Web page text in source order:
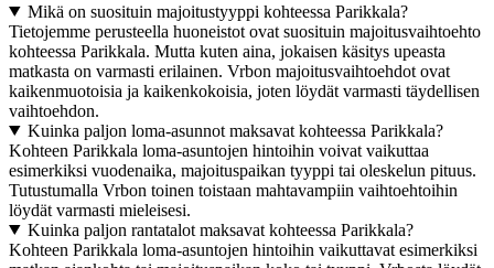
Mikä on suosituin majoitustyyppi kohteessa Parikkala?
Tietojemme perusteella huoneistot ovat suosituin majoitusvaihtoehto
kohteessa Parikkala. Mutta kuten aina, jokaisen käsitys upeasta
matkasta on varmasti erilainen. Vrbon majoitusvaihtoehdot ovat
kaikenmuotoisia ja kaikenkokoisia, joten löydät varmasti täydellisen
vaihtoehdon.
Kuinka paljon loma-asunnot maksavat kohteessa Parikkala?
Kohteen Parikkala loma-asuntojen hintoihin voivat vaikuttaa
esimerkiksi vuodenaika, majoituspaikan tyyppi tai oleskelun pituus.
Tutustumalla Vrbon toinen toistaan mahtavampiin vaihtoehtoihin
löydät varmasti mieleisesi.
Kuinka paljon rantatalot maksavat kohteessa Parikkala?
Kohteen Parikkala loma-asuntojen hintoihin vaikuttavat esimerkiksi